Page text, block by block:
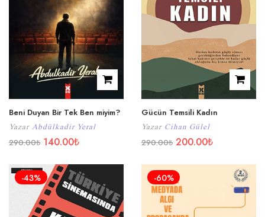
Beni Duyan Bir Tek Ben miyim?
Yazar Abdülkadir Yeral
290.00₺ 140.00₺
Gücün Temsili Kadın
Yazar Cihan Gülel
290.00₺ 200.00₺
-43% -60%